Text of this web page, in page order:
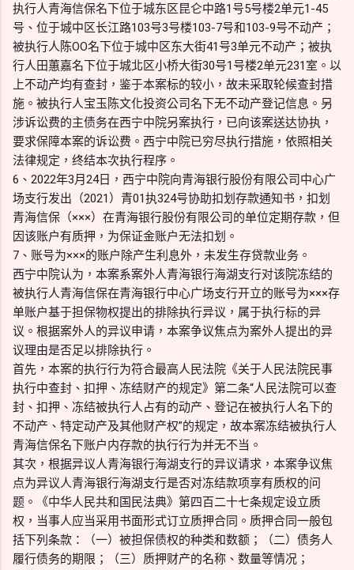
执行人青海信保名下位于城东区昆仑中路1号5号楼2单元1-45
号、位于城中区长江路103号3号楼103-7号和103-9号不动产；
被执行人陈OO名下位于城中区东大街41号3单元不动产；被执
行人田蕙嘉名下位于城北区小桥大街30号1号楼2单元231室。以
上不动产均有查封，鉴于本案标的较小，故未采取轮候查封措
施。被执行人宝玉陈文化投资公司名下无不动产登记信息。另
涉诉讼费的主债务在西宁中院另案执行，已向该案送达协执，
要求保障本案的诉讼费。西宁中院已穷尽执行措施，依照相关
法律规定，终结本次执行程序。
6、2022年3月24日，西宁中院向青海银行股份有限公司中心广
场支行发出（2021）青01执324号协助扣划存款通知书，扣划
青海信保（×××）在青海银行股份有限公司的单位定期存款，但
因该账户有质押，为保证金账户无法扣划。
7、账号为×××的账户除产生利息外，未发生存贷款业务。
西宁中院认为，本案系案外人青海银行海湖支行对该院冻结的
被执行人青海信保在青海银行中心广场支行开立的账号为×××存
单账户基于担保物权提出的排除执行异议，属于执行标的异
议。根据案外人的异议申请，本案争议焦点为案外人提出的异
议理由是否足以排除执行。
首先，本案的执行行为符合最高人民法院《关于人民法院民事
执行中查封、扣押、冻结财产的规定》第二条“人民法院可以查
封、扣押、冻结被执行人占有的动产、登记在被执行人名下的
不动产、特定动产及其他财产权”的规定，故本案冻结被执行人
青海信保名下账户内存款的执行行为并无不当。
其次，根据异议人青海银行海湖支行的异议请求，本案争议焦
点为异议人青海银行海湖支行是否对冻结款项享有质权的问
题。《中华人民共和国民法典》第四百二十七条规定设立质
权，当事人应当采用书面形式订立质押合同。质押合同一般包
括下列条款：（一）被担保债权的种类和数额；（二）债务人
履行债务的期限；（三）质押财产的名称、数量等情况；